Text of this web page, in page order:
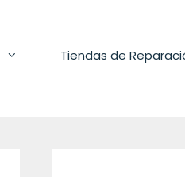
Tiendas de